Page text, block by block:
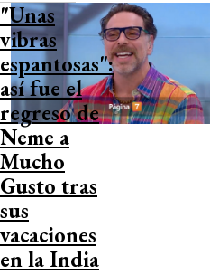
"Unas
vibras
espantosas":
así fue el
regreso de
Neme a
Mucho
Gusto tras
sus
vacaciones
en la India